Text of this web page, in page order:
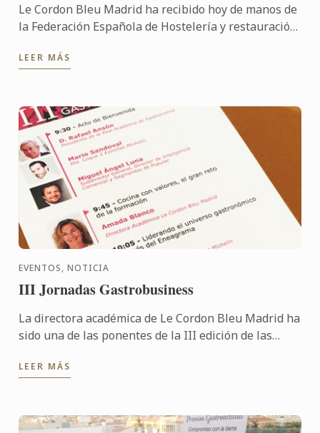
Le Cordon Bleu Madrid ha recibido hoy de manos de
la Federación Española de Hostelería y restauración
miembro del ...
LEER MÁS
EVENTOS, NOTICIA
III Jornadas Gastrobusiness
La directora académica de Le Cordon Bleu Madrid ha
sido una de las ponentes de la III edición de las
LEER MÁS